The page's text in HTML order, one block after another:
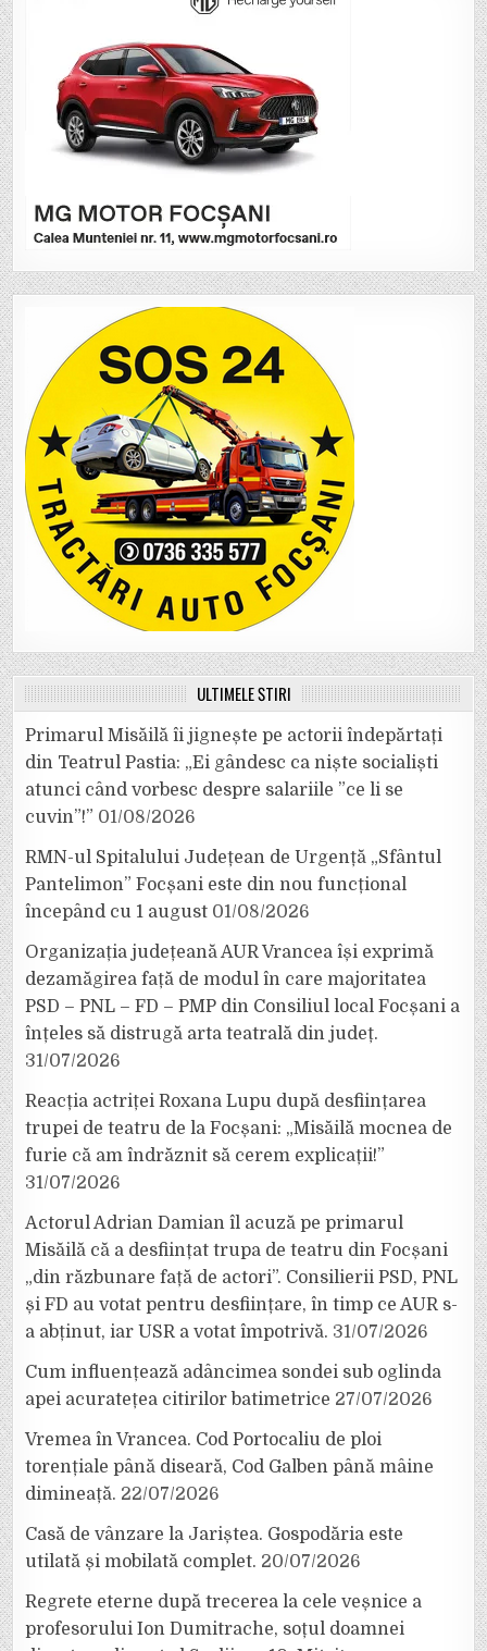
ULTIMELE ȘTIRI
Primarul Misăilă îi jignește pe actorii îndepărtați
din Teatrul Pastia: „Ei gândesc ca niște socialiști
atunci când vorbesc despre salariile ”ce li se
cuvin”!” 01/08/2026
RMN-ul Spitalului Județean de Urgență „Sfântul
Pantelimon” Focșani este din nou funcțional
începând cu 1 august 01/08/2026
Organizația județeană AUR Vrancea își exprimă
dezamăgirea față de modul în care majoritatea
PSD – PNL – FD – PMP din Consiliul local Focșani a
înțeles să distrugă arta teatrală din județ.
31/07/2026
Reacția actriței Roxana Lupu după desființarea
trupei de teatru de la Focșani: „Misăilă mocnea de
furie că am îndrăznit să cerem explicații!”
31/07/2026
Actorul Adrian Damian îl acuză pe primarul
Misăilă că a desființat trupa de teatru din Focșani
„din răzbunare față de actori”. Consilierii PSD, PNL
și FD au votat pentru desființare, în timp ce AUR s-
a abținut, iar USR a votat împotrivă. 31/07/2026
Cum influențează adâncimea sondei sub oglinda
apei acuratețea citirilor batimetrice 27/07/2026
Vremea în Vrancea. Cod Portocaliu de ploi
torențiale până diseară, Cod Galben până mâine
dimineață. 22/07/2026
Casă de vânzare la Jariștea. Gospodăria este
utilată și mobilată complet. 20/07/2026
Regrete eterne după trecerea la cele veșnice a
profesorului Ion Dumitrache, soțul doamnei